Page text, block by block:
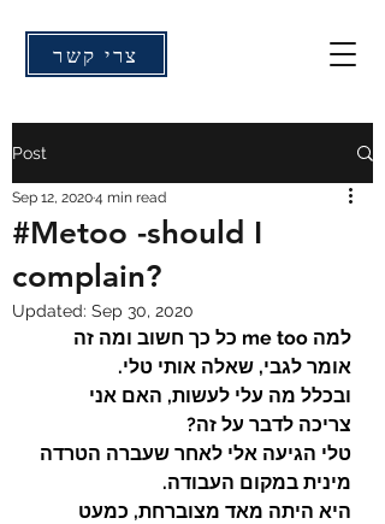
צרי קשר
Post
#Metoo -should I
complain?
Sep 12, 20204 min read
Updated: Sep 30, 2020
למה me too כל כך חשוב ומה זה
אומר לגבי, שאלה אותי טלי.
ובכלל מה עלי לעשות, האם אני
צריכה לדבר על זה?
טלי הגיעה אלי לאחר שעברה הטרדה
מינית במקום העבודה.
היא היתה מאד מצוברחת, כמעט